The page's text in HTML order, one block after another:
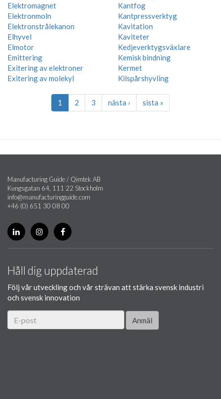
Elektromagnet
Elektronmoln
Elektronstrålekanon
Elhyvel
Elmotor
Emittering
Exitering av elektroner
Exitering av molekyl
Kantfog
Kantpressverktyg
Kavitation
Kaviteter
Kedjeverktygsväxlare
Kemisk bindning
Kermet
Kilspårshyvling
1 2 3 nästa › sista »
Manufacturing Guide / Qimtek AB
Kungsgatan 64, 111 22 Stockholm
info@manufacturingguide.com
+46 (0) 651 30 08 00
Håll dig uppdaterad
Följ vår utveckling och vår strävan att stärka svensk industri
och svensk innovation
Anmäl